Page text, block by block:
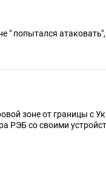
" попытался
зоне от границы с
РЭБ со своими